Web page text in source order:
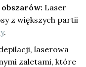
Laser
z większych partii
.
laserowa
zaletami, które